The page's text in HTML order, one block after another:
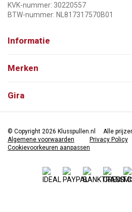
KVK-nummer: 30220557
BTW-nummer: NL817317570B01
Informatie
Merken
Gira
© Copyright 2026 Klusspullen.nl
Alle
Algemene voorwaarden
Privacy Policy
Cookievoorkeuren aanpassen